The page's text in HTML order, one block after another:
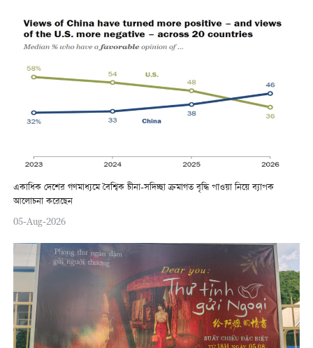
একাধিক দেশের গণমাধ্যমে বৈশ্বিক চীনা-সদিচ্ছা ক্রমাগত বৃদ্ধি পাওয়া নিয়ে ব্যাপক
আলোচনা করেছেন
05-Aug-2026